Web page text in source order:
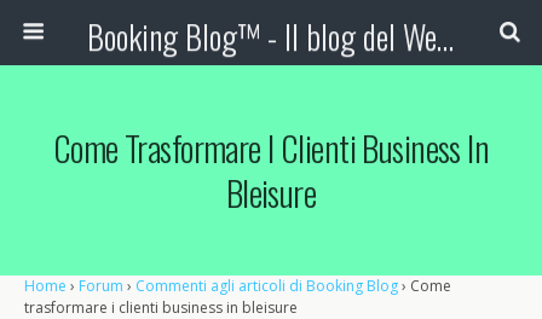
Booking Blog™ - Il blog del Web Marketing Turistico
Come Trasformare I Clienti Business In
Bleisure
Home › Forum › Commenti agli articoli di Booking Blog› Come
trasformare i clienti business in bleisure